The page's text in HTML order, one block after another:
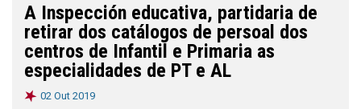
A Inspección educativa, partidaria de
retirar dos catálogos de persoal dos
centros de Infantil e Primaria as
especialidades de PT e AL
02 Out 2019